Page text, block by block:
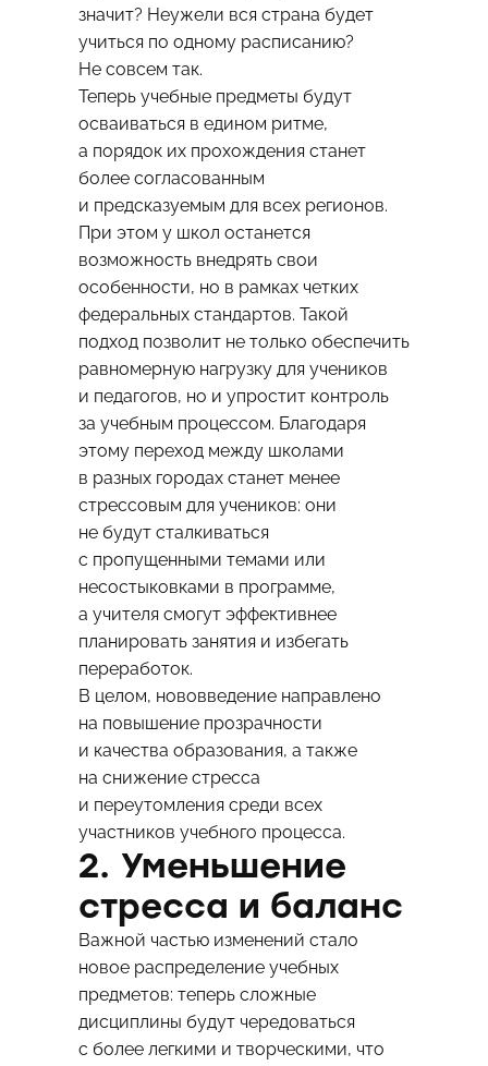
значит? Неужели вся страна будет
учиться по одному расписанию?
Не совсем так.
Теперь учебные предметы будут
осваиваться в едином ритме,
а порядок их прохождения станет
более согласованным
и предсказуемым для всех регионов.
При этом у школ останется
возможность внедрять свои
особенности, но в рамках четких
федеральных стандартов. Такой
подход позволит не только обеспечить
равномерную нагрузку для учеников
и педагогов, но и упростит контроль
за учебным процессом. Благодаря
этому переход между школами
в разных городах станет менее
стрессовым для учеников: они
не будут сталкиваться
с пропущенными темами или
несостыковками в программе,
а учителя смогут эффективнее
планировать занятия и избегать
переработок.
В целом, нововведение направлено
на повышение прозрачности
и качества образования, а также
на снижение стресса
и переутомления среди всех
участников учебного процесса.
2. Уменьшение
стресса и баланс
Важной частью изменений стало
новое распределение учебных
предметов: теперь сложные
дисциплины будут чередоваться
с более легкими и творческими, что